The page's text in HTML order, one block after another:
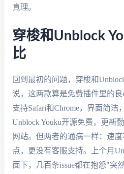
真理。
穿梭和Unblock
比
回到最初的问题，穿梭和
说，这两款算是免费插件里的良
支持Safari和Chrome，界面简洁
Unblock Youku开源免费，更新
网站。但两者的通病一样：速
点，更没有客服支持。上个月
面下，几百条issue都在抱怨"突